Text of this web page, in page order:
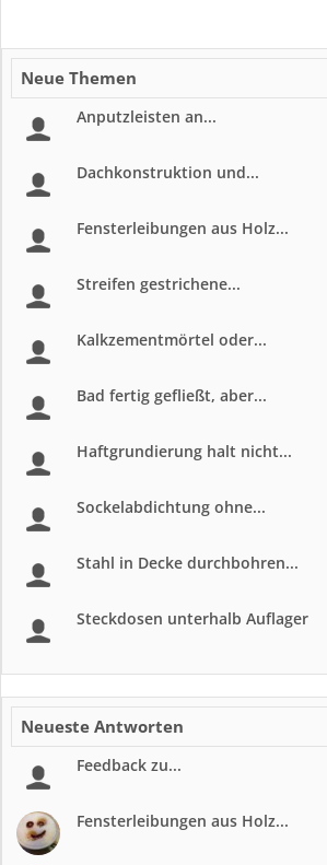
Neue Themen
Anputzleisten an...
Dachkonstruktion und...
Fensterleibungen aus Holz...
Streifen gestrichene...
Kalkzementmörtel oder...
Bad fertig gefließt, aber...
Haftgrundierung halt nicht...
Sockelabdichtung ohne...
Stahl in Decke durchbohren...
Steckdosen unterhalb Auflager
Neueste Antworten
Feedback zu...
Fensterleibungen aus Holz...